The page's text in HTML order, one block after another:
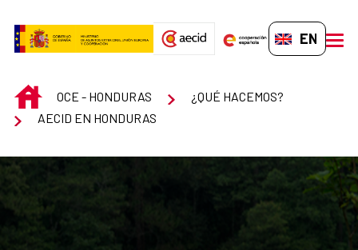
EN-GB
INICIOOCE - HONDURAS
¿QUÉ HACEMOS?
AECID EN HONDURAS